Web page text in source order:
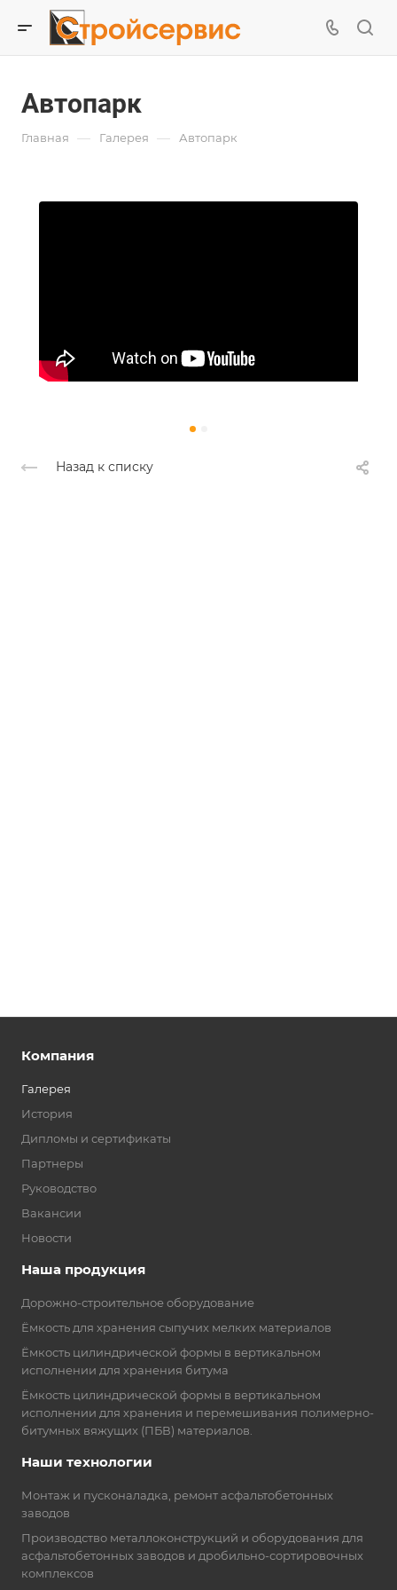
Автопарк
Главная — Галерея — Автопарк
Назад к списку
Компания
Галерея
История
Дипломы и сертификаты
Партнеры
Руководство
Вакансии
Новости
Наша продукция
Дорожно-строительное оборудование
Ёмкость для хранения сыпучих мелких материалов
Ёмкость цилиндрической формы в вертикальном
исполнении для хранения битума
Ёмкость цилиндрической формы в вертикальном
исполнении для хранения и перемешивания полимерно-
битумных вяжущих (ПБВ) материалов.
Наши технологии
Монтаж и пусконаладка, ремонт асфальтобетонных
заводов
Производство металлоконструкций и оборудования для
асфальтобетонных заводов и дробильно-сортировочных
комплексов